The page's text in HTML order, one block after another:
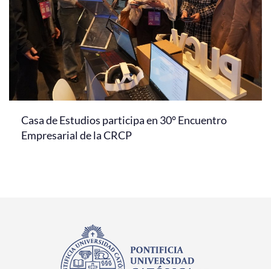
Casa de Estudios participa en 30° Encuentro
Empresarial de la CRCP